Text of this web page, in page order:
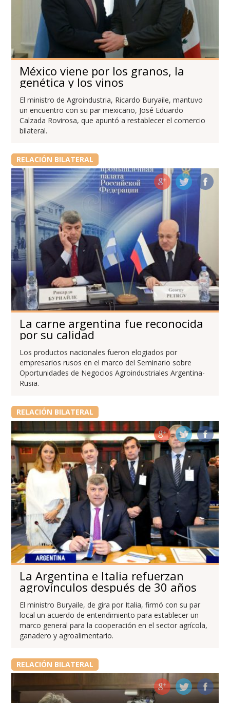
México viene por los granos, la
genética y los vinos
El ministro de Agroindustria, Ricardo Buryaile, mantuvo
un encuentro con su par mexicano, José Eduardo
Calzada Rovirosa, que apuntó a restablecer el comercio
bilateral.
RELACIÓN BILATERAL
La carne argentina fue reconocida
por su calidad
Los productos nacionales fueron elogiados por
empresarios rusos en el marco del Seminario sobre
Oportunidades de Negocios Agroindustriales Argentina-
Rusia.
RELACIÓN BILATERAL
La Argentina e Italia refuerzan
agrovínculos después de 30 años
El ministro Buryaile, de gira por Italia, firmó con su par
local un acuerdo de entendimiento para establecer un
marco general para la cooperación en el sector agrícola,
ganadero y agroalimentario.
RELACIÓN BILATERAL